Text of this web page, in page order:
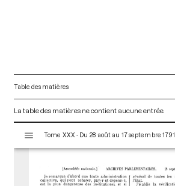
Table des matières
La table des matières ne contient aucune entrée.
s
Tome XXX - Du 28 août au 17 septembre 1791